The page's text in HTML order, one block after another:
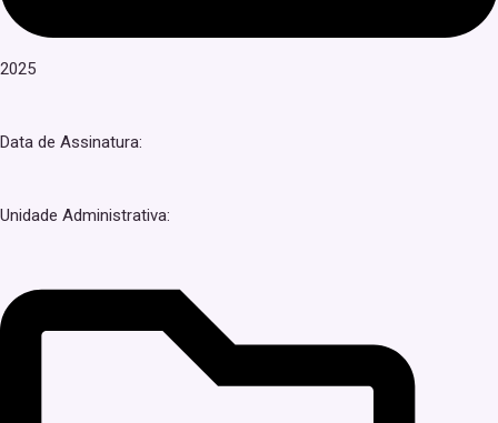
2025
Data de Assinatura:
Unidade Administrativa: